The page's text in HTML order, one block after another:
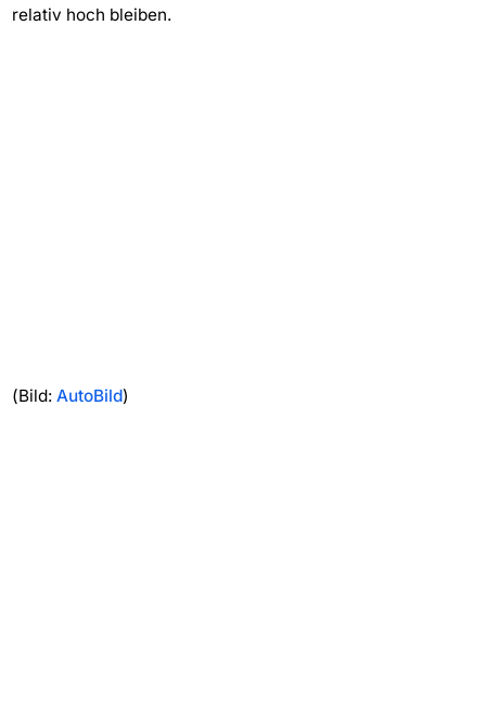
relativ hoch bleiben.
(Bild: AutoBild)